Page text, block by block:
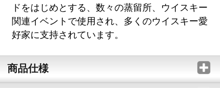
ドをはじめとする、数々の蒸留所、ウイスキー
関連イベントで使用され、多くのウイスキー愛
好家に支持されています。
商品仕様